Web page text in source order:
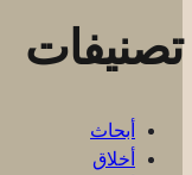
تصنيفات
أبحاث
أخلاق